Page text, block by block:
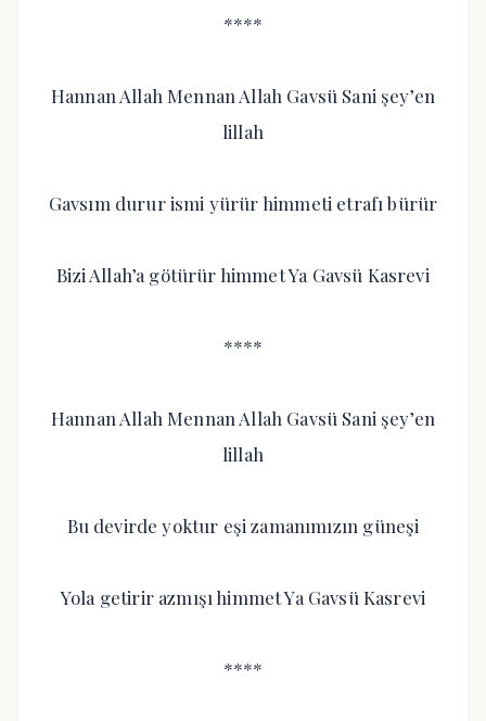
****
Hannan Allah Mennan Allah Gavsü Sani şey’en
lillah
Gavsım durur ismi yürür himmeti etrafı bürür
Bizi Allah’a götürür himmet Ya Gavsü Kasrevi
****
Hannan Allah Mennan Allah Gavsü Sani şey’en
lillah
Bu devirde yoktur eşi zamanımızın güneşi
Yola getirir azmışı himmet Ya Gavsü Kasrevi
****